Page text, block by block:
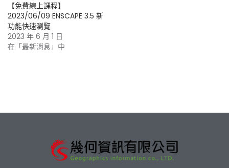
【免費線上課程】
2023/06/09 ENSCAPE 3.5 新
功能快速瀏覽
2023 年 6 月 1 日
在「最新消息」中